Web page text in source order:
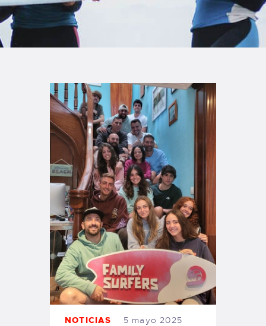
TIENDA FAMILY SURFERS
WEBCAM SALINAS
PEDIDOS
NOTICIAS 5 mayo 2025